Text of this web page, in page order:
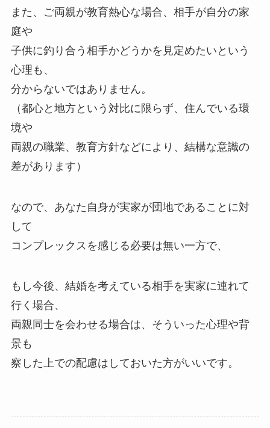
また、ご両親が教育熱心な場合、相手が自分の家
庭や
子供に釣り合う相手かどうかを見定めたいという
心理も、
分からないではありません。
（都心と地方という対比に限らず、住んでいる環
境や
両親の職業、教育方針などにより、結構な意識の
差があります）
なので、あなた自身が実家が団地であることに対
して
コンプレックスを感じる必要は無い一方で、
もし今後、結婚を考えている相手を実家に連れて
行く場合、
両親同士を会わせる場合は、そういった心理や背
景も
察した上での配慮はしておいた方がいいです。